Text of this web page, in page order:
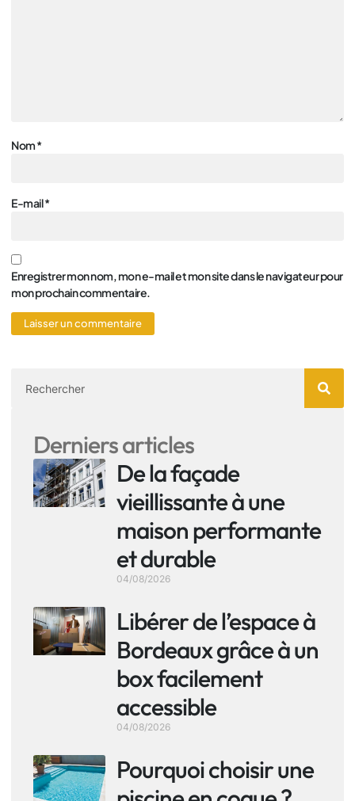
Nom*
E-mail*
Enregistrer mon nom, mon e-mail et mon site dans le navigateur pour
mon prochain commentaire.
Derniers articles
De la façade
vieillissante à une
maison performante
et durable
04/08/2026
Libérer de l’espace à
Bordeaux grâce à un
box facilement
accessible
04/08/2026
Pourquoi choisir une